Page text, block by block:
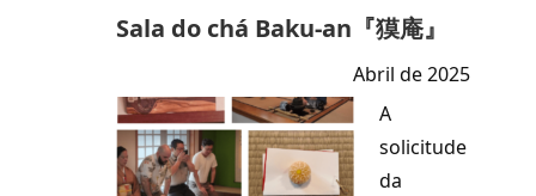
Sala do chá Baku-an『獏庵』
Abril de 2025
A
solicitude
da